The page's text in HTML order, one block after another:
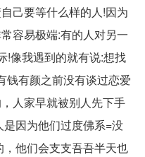
己要等什么样的人!因为
容易极端:有的人对另一
!像我遇到的就有说:想找
钱有颜之前没有谈过恋爱
人家早就被别人先下手
因为他们过度佛系=没
他们会支支吾吾半天也